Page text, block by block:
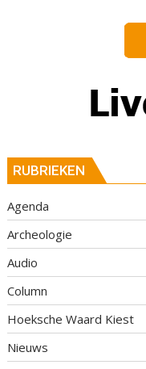
RUBRIEKEN
Agenda
Archeologie
Audio
Column
Hoeksche Waard Kiest
Nieuws